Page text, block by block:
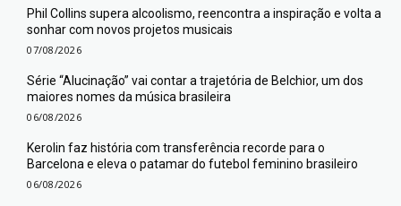
Phil Collins supera alcoolismo, reencontra a inspiração e volta a
sonhar com novos projetos musicais
07/08/2026
Série “Alucinação” vai contar a trajetória de Belchior, um dos
maiores nomes da música brasileira
06/08/2026
Kerolin faz história com transferência recorde para o
Barcelona e eleva o patamar do futebol feminino brasileiro
06/08/2026